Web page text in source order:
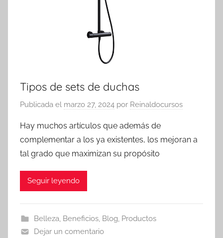
Tipos de sets de duchas
Publicada el marzo 27, 2024 por Reinaldocursos
Hay muchos artículos que además de
complementar a los ya existentes, los mejoran a
tal grado que maximizan su propósito
Seguir leyendo
Belleza, Beneficios, Blog, Productos
Dejar un comentario